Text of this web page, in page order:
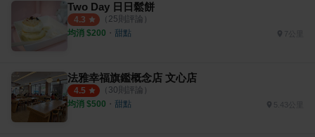
Two Day 日日鬆餅
4.3 （ 25則評論）
均消 $200 ・ 甜點
法雅幸福旗鑑概念店 文心店
4.5 （ 30則評論）
均消 $500 ・ 甜點 5.43公里